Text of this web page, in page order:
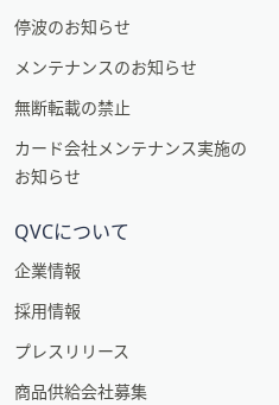
停波のお知らせ
メンテナンスのお知らせ
無断転載の禁止
カード会社メンテナンス実施の
お知らせ
QVCについて
企業情報
採用情報
プレスリリース
商品供給会社募集